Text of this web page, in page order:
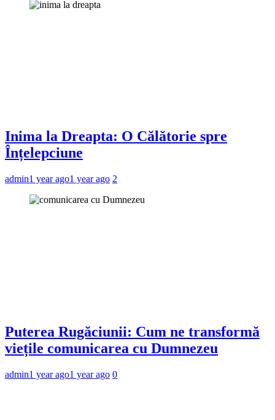
Inima la Dreapta: O Călătorie spre
Înțelepciune
admin1 year ago1 year ago 2
Puterea Rugăciunii: Cum ne transformă
viețile comunicarea cu Dumnezeu
admin1 year ago1 year ago 0